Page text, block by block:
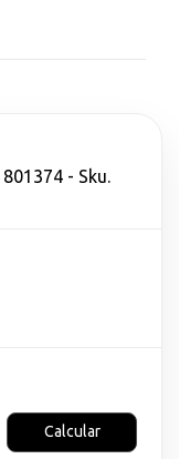
- Sku.
Calcular